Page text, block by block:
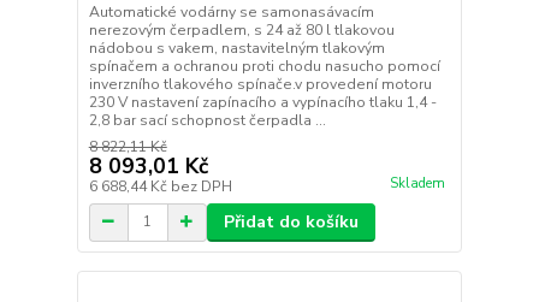
Automatické vodárny se samonasávacím
nerezovým čerpadlem, s 24 až 80 l tlakovou
nádobou s vakem, nastavitelným tlakovým
spínačem a ochranou proti chodu nasucho pomocí
inverzního tlakového spínače.v provedení motoru
230 V nastavení zapínacího a vypínacího tlaku 1,4 -
2,8 bar sací schopnost čerpadla ...
8 822,11 Kč
8 093,01 Kč
6 688,44 Kč bez DPH Skladem
Přidat do košíku